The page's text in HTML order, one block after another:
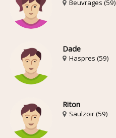
Beuvrages (59)
Dade
Haspres (59)
Riton
Saulzoir (59)